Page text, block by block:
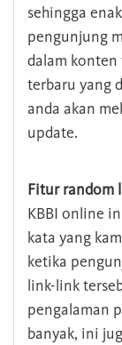
sehingga
pengunjung
dalam
terbaru yang
anda akan
update.
Fitur random
KBBI online
kata yang
ketika
link-link
pengalaman
banyak, ini